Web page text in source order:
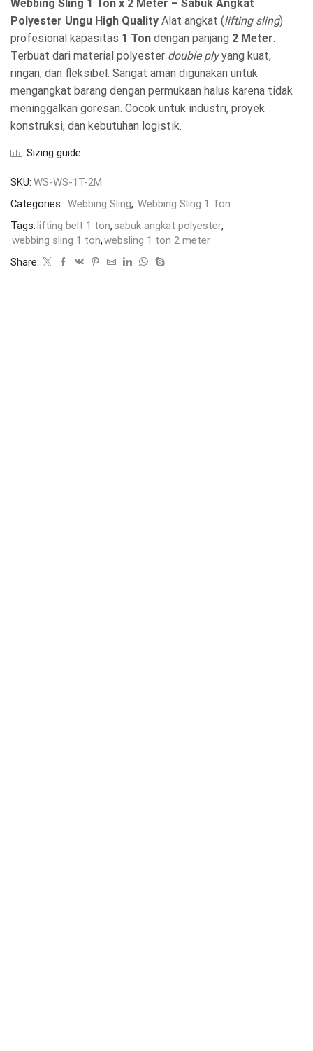
Webbing Sling 1 Ton x 2 Meter – Sabuk Angkat
Polyester Ungu High Quality Alat angkat (lifting sling)
profesional kapasitas 1 Ton dengan panjang 2 Meter.
Terbuat dari material polyester double plyyang kuat,
ringan, dan fleksibel. Sangat aman digunakan untuk
mengangkat barang dengan permukaan halus karena tidak
meninggalkan goresan. Cocok untuk industri, proyek
konstruksi, dan kebutuhan logistik.
Sizing guide
SKU: WS-WS-1T-2M
Categories: Webbing Sling, Webbing Sling 1 Ton
Tags:lifting belt 1 ton, sabuk angkat polyester,
webbing sling 1 ton,websling 1 ton 2 meter
Share: